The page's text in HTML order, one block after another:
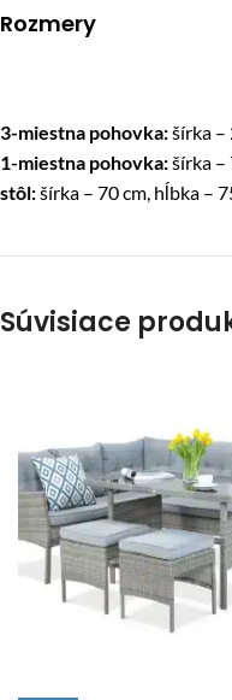
Rozmery
3-miestna pohovka:šírka –
1-miestna pohovka:šírka –
stôl:šírka – 70 cm, hĺbka –
Súvisiace